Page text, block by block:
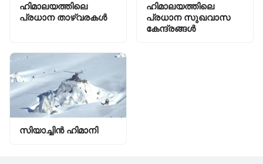
ഹിമാലയത്തിലെ
പ്രധാന താഴ്വരകൾ
ഹിമാലയത്തിലെ
പ്രധാന സുഖവാസ
കേന്ദ്രങ്ങൾ
സിയാച്ചിന്‍ ഹിമാനി